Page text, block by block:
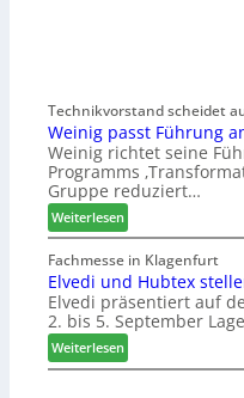
Technikvorstand scheidet
Weinig passt Führung
Weinig richtet seine
Programms
Gruppe reduziert…
Weiterlesen:
W
e
i
n
i
p
Fachmesse in Klagenfurt
Elvedi und Hubtex
Elvedi präsentiert auf
2. bis 5. September
Weiterlesen:
E